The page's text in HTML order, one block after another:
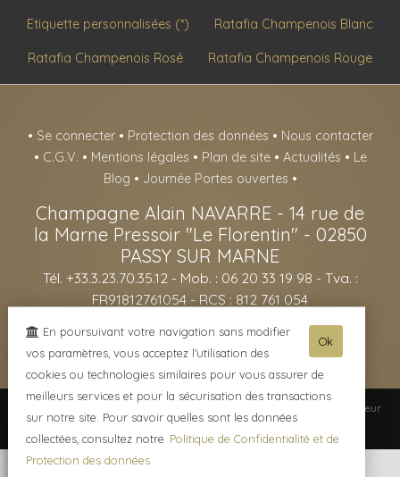
Etiquette personnalisées (*) Ratafia Champenois Blanc
Ratafia Champenois Rosé Ratafia Champenois Rouge
• Se connecter • Protection des données • Nous contacter
• C.G.V. • Mentions légales • Plan de site • Actualités • Le
Blog • Journée Portes ouvertes •
Champagne Alain NAVARRE - 14 rue de
la Marne Pressoir "Le Florentin" - 02850
PASSY SUR MARNE
Tél. +33.3.23.70.35.12 - Mob. : 06 20 33 19 98 - Tva. :
FR91812761054 - RCS : 812 761 054
- L'abus d'alcool est dangereux pour la santé, sachez consommer avec
modération - La vente d'alcool est interdite aux mineurs de -18ans -
Moteur
Ok
En poursuivant votre navigation sans modifier
vos paramètres, vous acceptez l'utilisation des
cookies ou technologies similaires pour vous assurer de
meilleurs services et pour la sécurisation des transactions
sur notre site. Pour savoir quelles sont les données
collectées, consultez notre Politique de Confidentialité et de
Protection des données